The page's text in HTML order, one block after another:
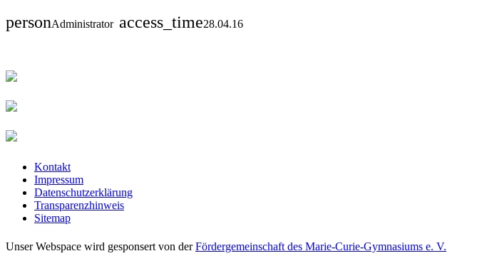
personAdministrator access_time28.04.16
Kontakt
Impressum
Datenschutzerklärung
Transparenzhinweis
Sitemap
Unser Webspace wird gesponsert von derFördergemeinschaft des Marie-Curie-Gymnasiums e. V.